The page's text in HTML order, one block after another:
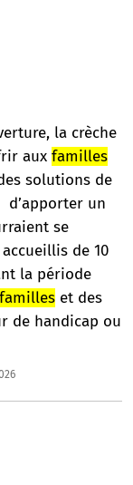
la crèche
aux familles
solutions de
un
se
de 10
la période
familles et des
de handicap ou